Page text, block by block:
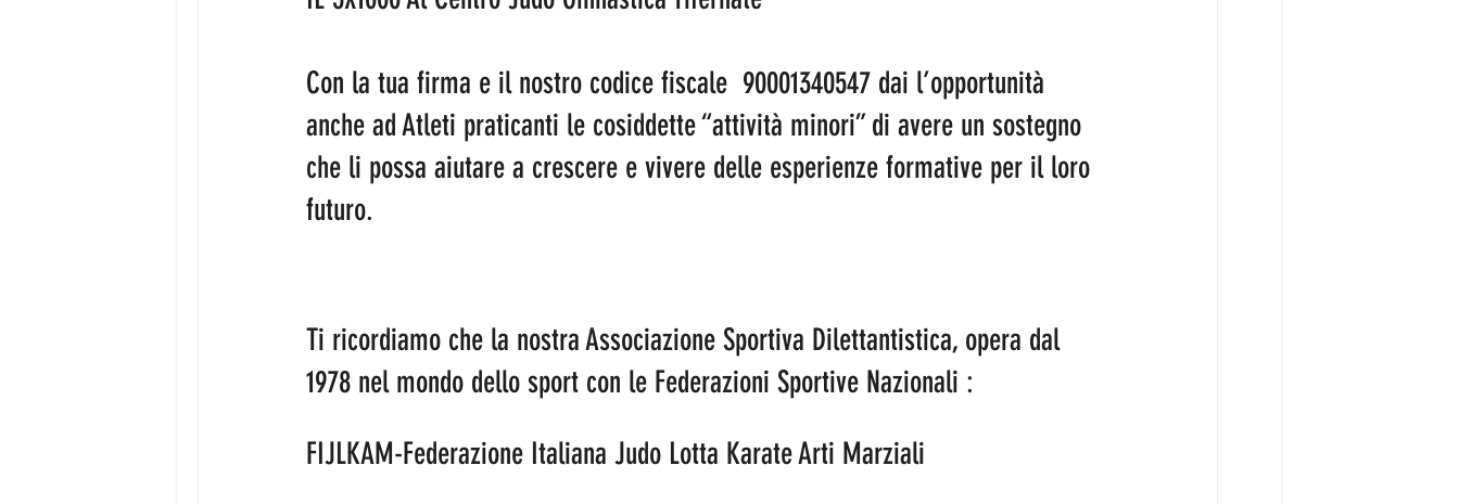
Con la tua firma e il nostro codice fiscale  90001340547 dai l’opportunità
anche ad Atleti praticanti le cosiddette “attività minori” di avere un sostegno
che li possa aiutare a crescere e vivere delle esperienze formative per il loro
futuro.
Ti ricordiamo che la nostra Associazione Sportiva Dilettantistica, opera dal
1978 nel mondo dello sport con le Federazioni Sportive Nazionali :
FIJLKAM-Federazione Italiana Judo Lotta Karate Arti Marziali